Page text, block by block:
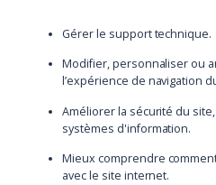
Gérer le support technique.
Modifier, personnaliser ou
l’expérience de navigation
Améliorer la sécurité du
systèmes d'information.
Mieux comprendre
avec le site internet.